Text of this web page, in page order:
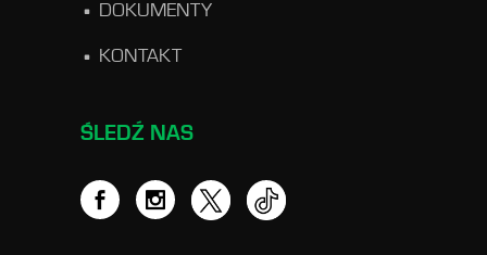
DOKUMENTY
KONTAKT
ŚLEDŹ NAS